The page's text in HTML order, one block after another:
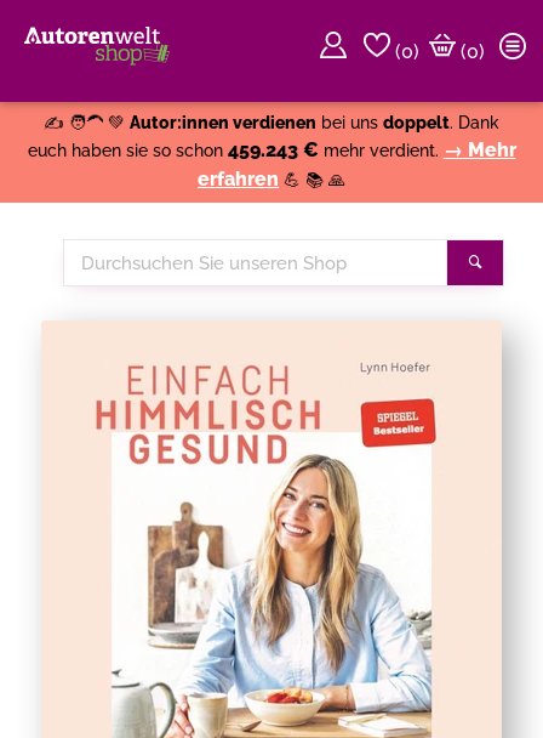
(0)
(0)
✍️ 🧑‍🦱 💚 Autor:innen verdienen bei uns doppelt. Dank
euch haben sie so schon 459.243 € mehr verdient. → Mehr
erfahren 💪 📚 🙏
Durchsuchen
Sie